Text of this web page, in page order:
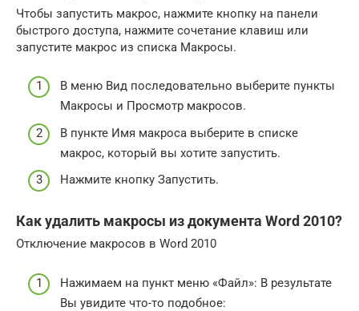
Чтобы запустить макрос, нажмите кнопку на панели
быстрого доступа, нажмите сочетание клавиш или
запустите макрос из списка Макросы.
В меню Вид последовательно выберите пункты
Макросы и Просмотр макросов.
В пункте Имя макроса выберите в списке
макрос, который вы хотите запустить.
Нажмите кнопку Запустить.
Как удалить макросы из документа Word 2010?
Отключение макросов в Word 2010
Нажимаем на пункт меню «Файл»: В результате
Вы увидите что-то подобное: